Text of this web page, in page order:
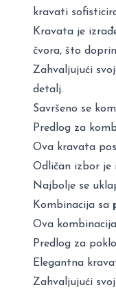
kravati
Kravata je
čvora, što
Zahvaljujući
detalj.
Savršeno se
Predlog za
Ova kravata
Odličan izbor je
Najbolje se
Kombinacija sa
Ova
Predlog za
Elegantna
Zahvaljujući